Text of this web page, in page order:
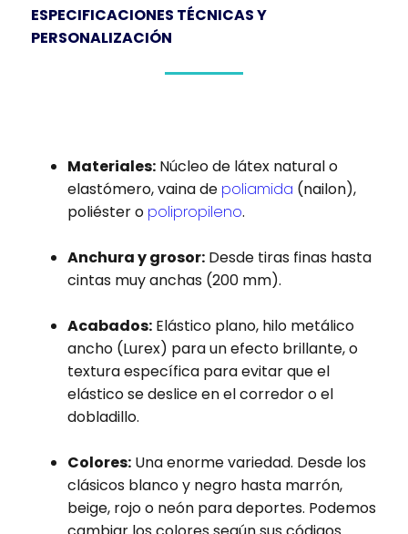
ESPECIFICACIONES TÉCNICAS Y
PERSONALIZACIÓN
Materiales:Núcleo de látex natural o
elastómero, vaina de poliamida (nailon),
poliéster o polipropileno.
Anchura y grosor:Desde tiras finas hasta
cintas muy anchas (200 mm).
Acabados:Elástico plano, hilo metálico
ancho (Lurex) para un efecto brillante, o
textura específica para evitar que el
elástico se deslice en el corredor o el
dobladillo.
Colores:Una enorme variedad. Desde los
clásicos blanco y negro hasta marrón,
beige, rojo o neón para deportes. Podemos